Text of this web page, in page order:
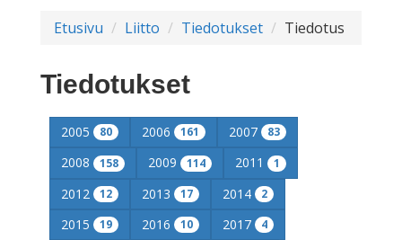
Etusivu Liitto Tiedotukset Tiedotus
Tiedotukset
2005 80 2006 161 2007 83
2008 158 2009 114 2011 1
2012 12 2013 17 2014 2
2015 19 2016 10 2017 4